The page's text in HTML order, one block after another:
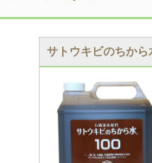
サトウキビのちから